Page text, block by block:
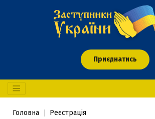
Приєднатись
Головна Реєстрація